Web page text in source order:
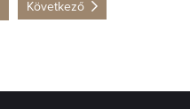
Következő